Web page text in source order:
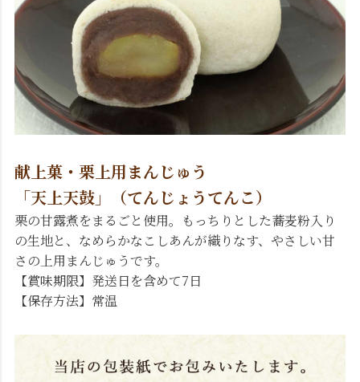
献上菓・栗上用まんじゅう
「天上天鼓」（てんじょうてんこ）
栗の甘露煮をまるごと使用。もっちりとした蕎麦粉入り
の生地と、なめらかなこしあんが織りなす、やさしい甘
さの上用まんじゅうです。
【賞味期限】発送日を含めて7日
【保存方法】常温